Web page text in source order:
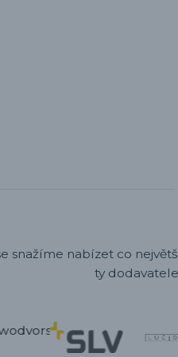
snažíme nabízet co
ty